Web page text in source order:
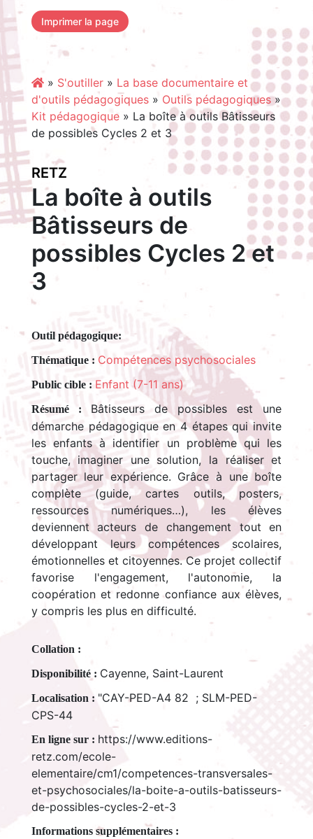
Imprimer la page
» S'outiller» La base documentaire et
d'outils pédagogiques» Outils pédagogiques»
Kit pédagogique» La boîte à outils Bâtisseurs
de possibles Cycles 2 et 3
RETZ
La boîte à outils
Bâtisseurs de
possibles Cycles 2 et
3
Outil pédagogique:
Thématique : Compétences psychosociales
Public cible : Enfant (7-11 ans)
Résumé : Bâtisseurs de possibles est une
démarche pédagogique en 4 étapes qui invite
les enfants à identifier un problème qui les
touche, imaginer une solution, la réaliser et
partager leur expérience. Grâce à une boîte
complète (guide, cartes outils, posters,
ressources numériques…), les élèves
deviennent acteurs de changement tout en
développant leurs compétences scolaires,
émotionnelles et citoyennes. Ce projet collectif
favorise l'engagement, l'autonomie, la
coopération et redonne confiance aux élèves,
y compris les plus en difficulté.
Collation :
Disponibilité : Cayenne, Saint-Laurent
Localisation : "CAY-PED-A4 82 ; SLM-PED-
CPS-44
En ligne sur : https://www.editions-
retz.com/ecole-
elementaire/cm1/competences-transversales-
et-psychosociales/la-boite-a-outils-batisseurs-
de-possibles-cycles-2-et-3